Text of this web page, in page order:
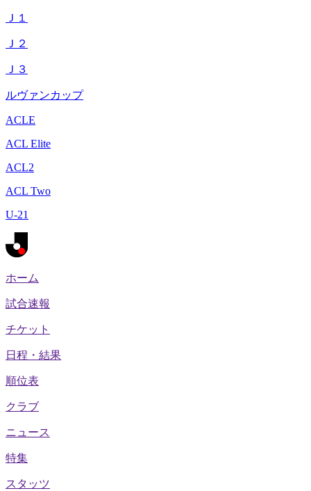
Ｊ１
Ｊ２
Ｊ３
ルヴァンカップ
ACLE
ACL Elite
ACL2
ACL Two
U-21
ホーム
試合速報
チケット
日程・結果
順位表
クラブ
ニュース
特集
スタッツ